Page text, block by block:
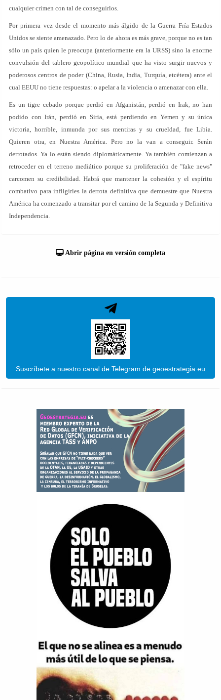
cualquier crimen con tal de conseguirlos.
Por primera vez desde el momento más álgido de la Guerra Fría Estados
Unidos se siente amenazado. Pero lo de ahora es más grave, porque no es tan
sólo un país quien le preocupa (anteriormente era la URSS) sino la enorme
convulsión del tablero geopolítico mundial que ha visto surgir nuevos y
poderosos centros de poder (China, Rusia, India, Turquía, etcétera) ante el
cual EEUU no tiene respuestas: o apelar a la violencia o amenazar con ella.
Es un tigre cebado porque perdió en Afganistán, perdió en Irak, no han
podido con Irán, perdió en Siria, está perdiendo en Yemen y su única
victoria, horrible, inmunda por sus mentiras y su crueldad, fue Libia.
Quieren otra, en Nuestra América. Pero no la van a conseguir. Serán
derrotados. Ya lo están siendo diplomáticamente. Ya también comienzan a
retroceder en el terreno mediático porque su proliferación de "fake news"
carcomen su credibilidad. Habrá que mantener la cohesión y el espíritu
combativo para infligirles la derrota definitiva que demuestre que Nuestra
América ha comenzado a transitar por el camino de la Segunda y Definitiva
Independencia.
Abrir página en versión completa
Suscríbete a nuestro canal de Telegram de geoestrategia.eu